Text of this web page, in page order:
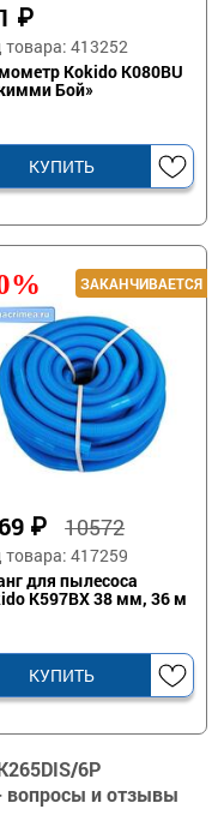
₽
товара: 413252
Kokido K080BU
Бой»
КУПИТЬ
₽10572
товара: 417259
для пылесоса
K597BX 38 мм, 36 м
КУПИТЬ
6P
вопросы и отзывы